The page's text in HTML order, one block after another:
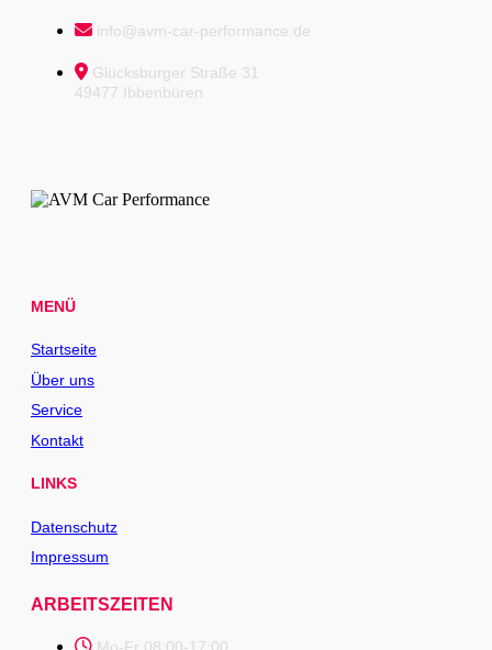
info@avm-car-performance.de
Glücksburger Straße 31
49477 Ibbenbüren
MENÜ
Startseite
Über uns
Service
Kontakt
LINKS
Datenschutz
Impressum
ARBEITSZEITEN
Mo-Fr 08:00-17:00